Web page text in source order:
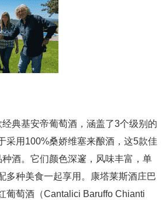
典基安帝葡萄酒，涵盖了3个级别的
采用100%桑娇维塞来酿酒，这5款佳
酒。它们颜色深邃，风味丰富，单
多种美食一起享用。康塔莱斯酒庄巴
葡萄酒（Cantalici Baruffo Chianti